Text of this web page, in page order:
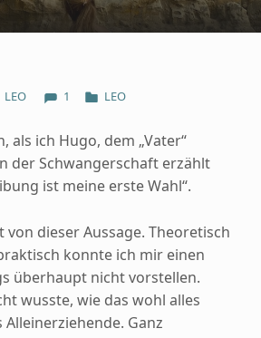
LEO 1 LEO
als ich Hugo, dem „Vater“
der Schwangerschaft erzählt
ist meine erste Wahl“.
von dieser Aussage. Theoretisch
konnte ich mir einen
überhaupt nicht vorstellen.
wusste, wie das wohl alles
Ganz